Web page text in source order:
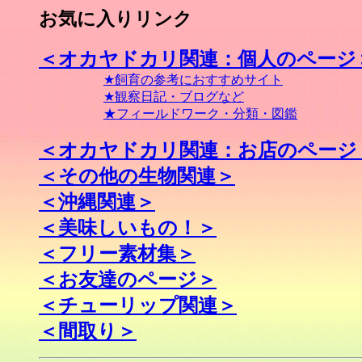
お気に入りリンク
＜オカヤドカリ関連：個人のページ
★飼育の参考におすすめサイト
★観察日記・ブログなど
★フィールドワーク・分類・図鑑
＜オカヤドカリ関連：お店のページ
＜その他の生物関連＞
＜沖縄関連＞
＜美味しいもの！＞
＜フリー素材集＞
＜お友達のページ＞
＜チューリップ関連＞
＜間取り＞